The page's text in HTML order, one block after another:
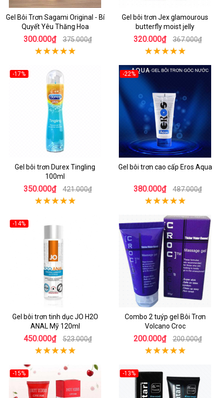
Gel Bôi Trơn Sagami Original - Bí
Quyết Yêu Thăng Hoa
300.000₫ 375.000₫
Gel bôi trơn Jex glamourous
butterfly moist jelly
320.000₫ 367.000₫
-17%
Gel bôi trơn Durex Tingling
100ml
350.000₫ 421.000₫
-22%
Gel bôi trơn cao cấp Eros Aqua
380.000₫ 487.000₫
-14%
Gel bôi trơn tinh dục JO H2O
ANAL Mỹ 120ml
450.000₫ 523.000₫
Combo 2 tuýp gel Bôi Trơn
Volcano Croc
200.000₫ 200.000₫
-15% -13%